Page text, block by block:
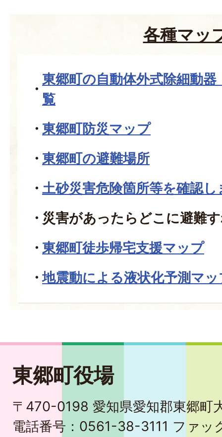
各種マッ
東郷町の自動体外式除細動
覧
東郷町防災マップ
東郷町の避難場所
土砂災害危険箇所等を確認
災害があったらどこに避難
東郷町徒歩帰宅支援マップ
地震動による液状化予測マッ
東郷町役場
〒470-0198 愛知県愛知郡東郷町
電話番号：0561-38-3111 ファ